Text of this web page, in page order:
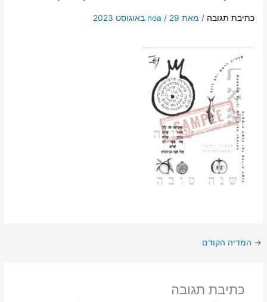
כתיבת תגובה / מאת noa / 29 באוגוסט 2023
→ המדיה הקודם
כתיבת תגובה